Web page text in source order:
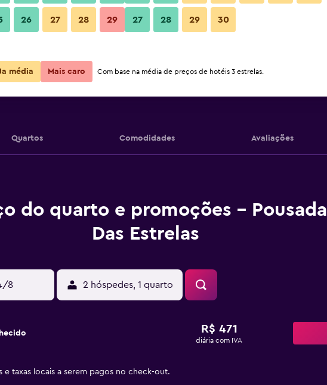
R$ 471 Ver oferta
Quartos Comodidades Avaliações
do quarto e promoções - Pousada
Das Estrelas
8 2 hóspedes, 1 quarto
R$ 471
diária com IVA
taxas locais a serem pagos no check-out.
26 27 28 29 27 28 29 30
média Mais caro Com base na média de preços de hotéis 3 estrelas.